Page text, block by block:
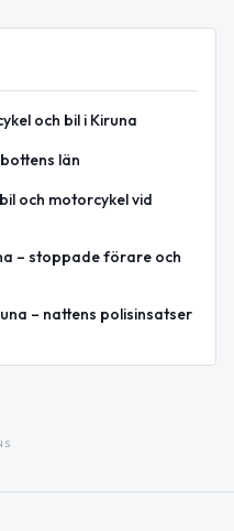
och bil i Kiruna
län
och motorcykel vid
– stoppade förare och
– nattens polisinsatser